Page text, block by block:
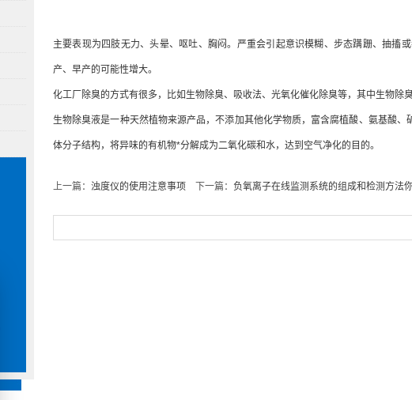
主要表现为四肢无力、头晕、呕吐、胸闷。严重会引起意识模糊、步态蹒跚、抽搐
产、早产的可能性增大。
化工厂除臭的方式有很多，比如生物除臭、吸收法、光氧化催化除臭等，其中生物除
生物除臭液是一种天然植物来源产品，不添加其他化学物质，富含腐植酸、氨基酸
体分子结构，将异味的有机物*分解成为二氧化碳和水，达到空气净化的目的。
上一篇： 浊度仪的使用注意事项 下一篇： 负氧离子在线监测系统的组成和检测方法